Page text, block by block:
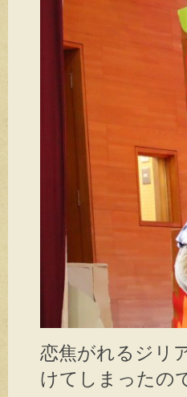
恋焦がれるジリ
けてしまったの